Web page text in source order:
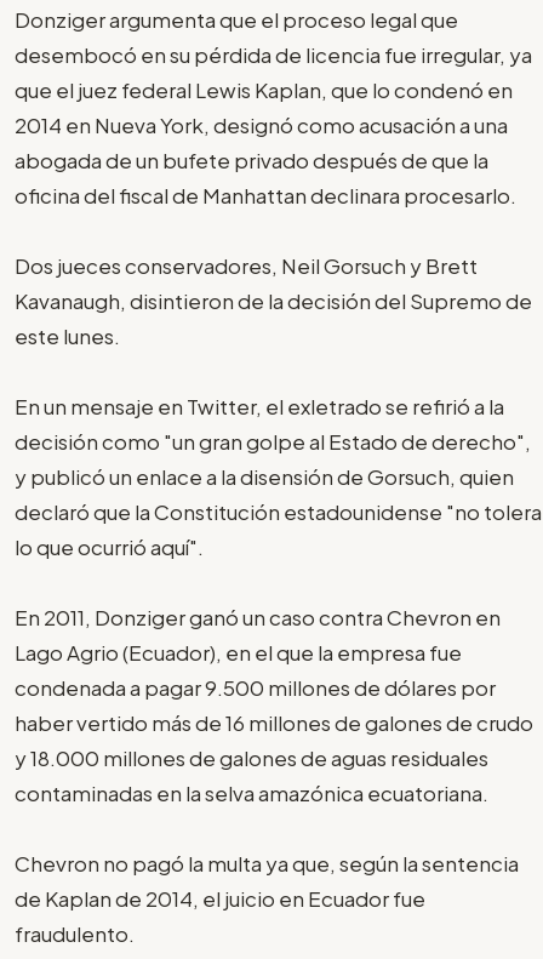
Donziger argumenta que el proceso legal que
desembocó en su pérdida de licencia fue irregular, ya
que el juez federal Lewis Kaplan, que lo condenó en
2014 en Nueva York, designó como acusación a una
abogada de un bufete privado después de que la
oficina del fiscal de Manhattan declinara procesarlo.
Dos jueces conservadores, Neil Gorsuch y Brett
Kavanaugh, disintieron de la decisión del Supremo de
este lunes.
En un mensaje en Twitter, el exletrado se refirió a la
decisión como "un gran golpe al Estado de derecho",
y publicó un enlace a la disensión de Gorsuch, quien
declaró que la Constitución estadounidense "no tolera
lo que ocurrió aquí".
En 2011, Donziger ganó un caso contra Chevron en
Lago Agrio (Ecuador), en el que la empresa fue
condenada a pagar 9.500 millones de dólares por
haber vertido más de 16 millones de galones de crudo
y 18.000 millones de galones de aguas residuales
contaminadas en la selva amazónica ecuatoriana.
Chevron no pagó la multa ya que, según la sentencia
de Kaplan de 2014, el juicio en Ecuador fue
fraudulento.